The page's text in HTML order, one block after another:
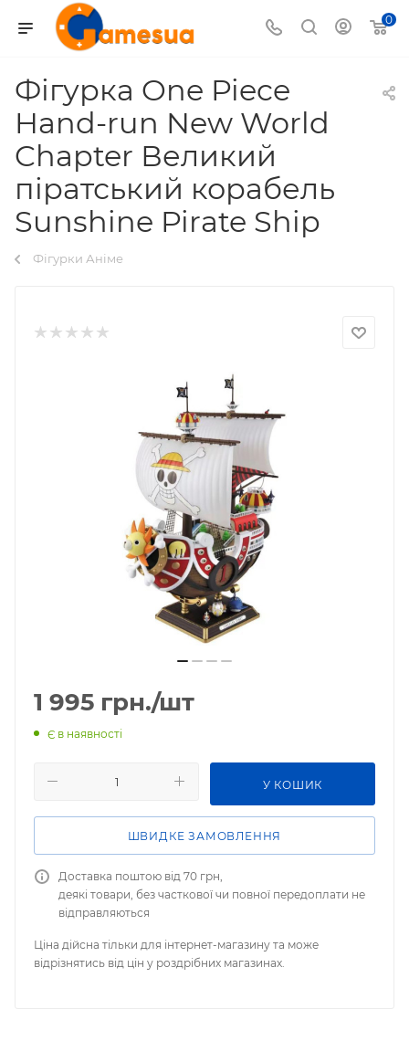
0
Фігурка One Piece
Hand-run New World
Chapter Великий
піратський корабель
Sunshine Pirate Ship
Фігурки Аніме
1 995 грн./шт
Є в наявності
У КОШИК
ШВИДКЕ ЗАМОВЛЕННЯ
Доставка поштою від 70 грн,
деякі товари, без часткової чи повної передоплати не
відправляються
Ціна дійсна тільки для інтернет-магазину та може
відрізнятись від цін у роздрібних магазинах.